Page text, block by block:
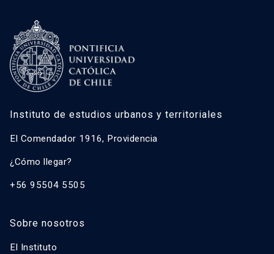
Instituto de estudios urbanos y territoriales
El Comendador 1916, Providencia
¿Cómo llegar?
+56 95504 5505
Sobre nosotros
El Instituto